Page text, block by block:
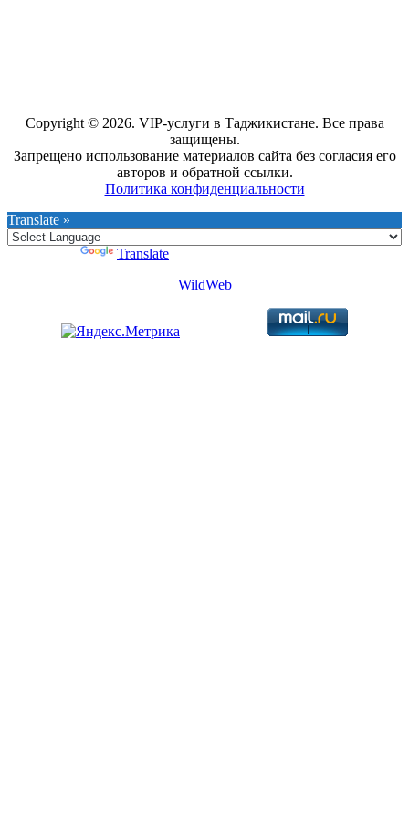
Copyright © 2026. VIP-услуги в Таджикистане. Все права
защищены.
Запрещено использование материалов сайта без согласия его
авторов и обратной ссылки.
Политика конфиденциальности
Translate »
Translate
WildWeb